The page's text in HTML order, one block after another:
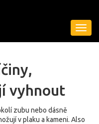
vyhnout
zubu nebo dásně
v plaku a kameni. Also